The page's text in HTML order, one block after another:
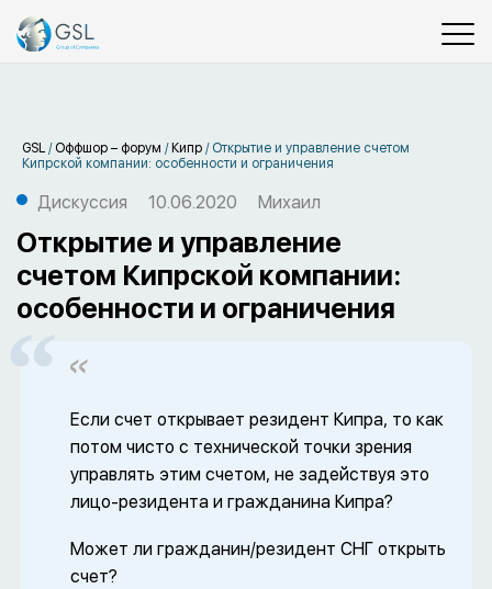
GSL / Оффшор – форум / Кипр / Открытие и управление счетом
Кипрской компании: особенности и ограничения
Дискуссия 10.06.2020 Михаил
Открытие и управление
счетом Кипрской компании:
особенности и ограничения
Если счет открывает резидент Кипра, то как
потом чисто с технической точки зрения
управлять этим счетом, не задействуя это
лицо-резидента и гражданина Кипра?
Может ли гражданин/резидент СНГ открыть
счет?